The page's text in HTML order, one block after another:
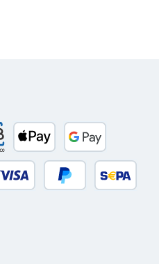
Netto)Apple PayGoogle Pay